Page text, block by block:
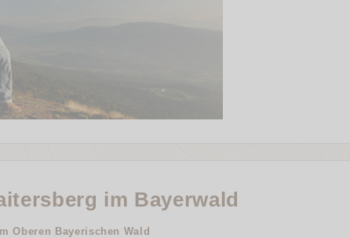
im Bayerwald
Oberen Bayerischen Wald